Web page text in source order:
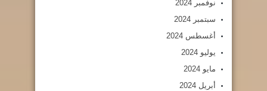
نوفمبر 2024
سبتمبر 2024
أغسطس 2024
يوليو 2024
مايو 2024
أبريل 2024